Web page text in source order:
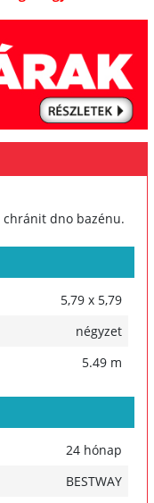
chránit dno bazénu.
5,79 x 5,79
négyzet
5.49 m
24 hónap
BESTWAY